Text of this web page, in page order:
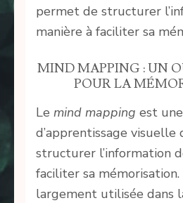
permet de structurer
manière à faciliter sa
MIND MAPPING : UN
POUR LA
Le mind mapping est
d’apprentissage
structurer l’information
faciliter sa
largement utilisée dans